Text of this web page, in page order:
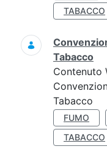
TABACCO
Tabacco
Contenuto
Tabacco
FUMO
TABACCO